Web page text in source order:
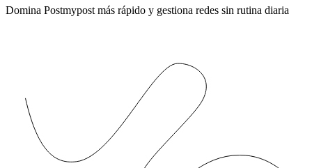
Domina Postmypost más rápido y gestiona redes sin rutina diaria